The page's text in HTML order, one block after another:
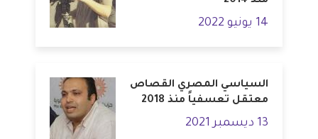
14 يونيو 2022
السياسي المصري القصاص
معتقل تعسفياً منذ 2018
13 ديسمبر 2021